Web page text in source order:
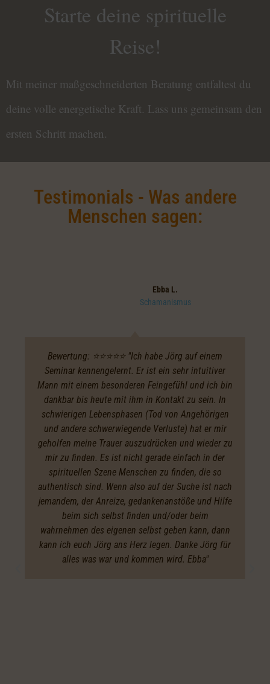
Starte deine spirituelle
Reise!
Mit meiner maßgeschneiderten Beratung entfaltest du
deine volle energetische Kraft. Lass uns gemeinsam den
ersten Schritt machen.
Testimonials - Was andere
Menschen sagen:
Bewertung: ⭐️⭐️⭐️⭐️⭐️ "Ich habe Jörg auf einem
Seminar kennengelernt. Er ist ein sehr intuitiver
Mann mit einem besonderen Feingefühl und ich bin
dankbar bis heute mit ihm in Kontakt zu sein. In
schwierigen Lebensphasen (Tod von Angehörigen
und andere schwerwiegende Verluste) hat er mir
geholfen meine Trauer auszudrücken und wieder zu
mir zu finden. Es ist nicht gerade einfach in der
spirituellen Szene Menschen zu finden, die so
authentisch sind. Wenn also auf der Suche ist nach
jemandem, der Anreize, gedankenanstöße und Hilfe
beim sich selbst finden und/oder beim
wahrnehmen des eigenen selbst geben kann, dann
kann ich euch Jörg ans Herz legen. Danke Jörg für
alles was war und kommen wird. Ebba"
Ebba L.
Schamanismus